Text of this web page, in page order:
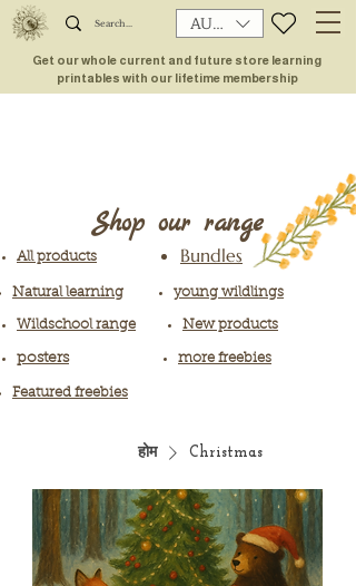
AUD (AU$)
Get our whole current and future store learning
printables with our lifetime membership
All products
Shop our range
Bundles
Natural learning young wildlings
Wildschool range New products
posters more freebies
Featured freebies
होम Christmas